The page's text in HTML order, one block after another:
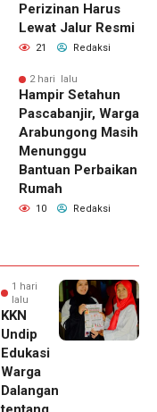
Perizinan Harus
Lewat Jalur Resmi
21 Redaksi
2 hari lalu
Hampir Setahun
Pascabanjir, Warga
Arabungong Masih
Menunggu
Bantuan Perbaikan
Rumah
10 Redaksi
1 hari
lalu
KKN
Undip
Edukasi
Warga
Dalangan